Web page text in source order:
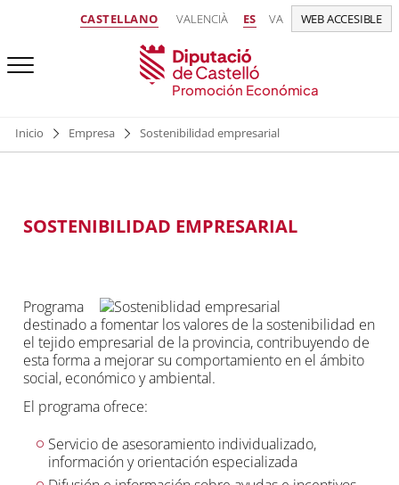
CASTELLANO VALENCIÀ ES VA WEB ACCESIBLE
Promoción Económica
Inicio Empresa Sostenibilidad empresarial
SOSTENIBILIDAD EMPRESARIAL
​Programa
destinado a fomentar los valores de la sostenibilidad en
el tejido empresarial de la provincia, contribuyendo de
esta forma a mejorar su comportamiento en el ámbito
social, económico y ambiental.
El programa ofrece:
Servicio de asesoramiento individualizado,
información y orientación especializada